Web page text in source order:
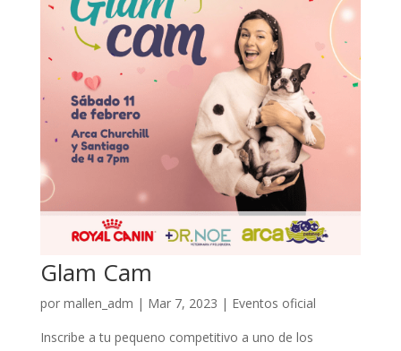
Glam Cam
por mallen_adm | Mar 7, 2023 | Eventos oficial
Inscribe a tu pequeno competitivo a uno de los